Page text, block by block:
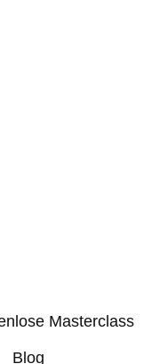
Masterclass
Blog